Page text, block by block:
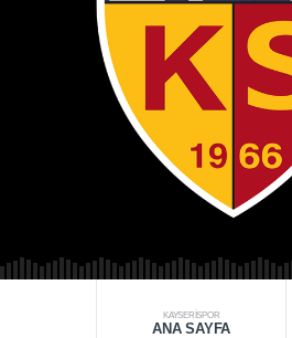
KAYSERİSPOR
ANA SAYFA